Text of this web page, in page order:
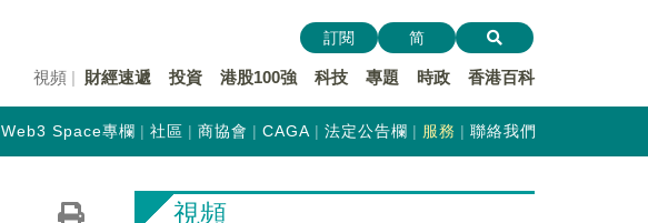
視頻 財經速遞 投資 港股100強 科技 專題 時政 香港百科
訂閱 简
Web3 Space專欄 社區 商協會 CAGA 法定公告欄 服務 聯絡我們
視頻